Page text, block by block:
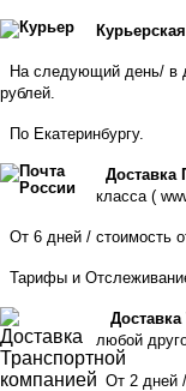
На следующий день/ в
рублей.
По Екатеринбургу.
Доставка
класса (
От 6 дней / стоимость
Тарифы и
любой
От 2 дней